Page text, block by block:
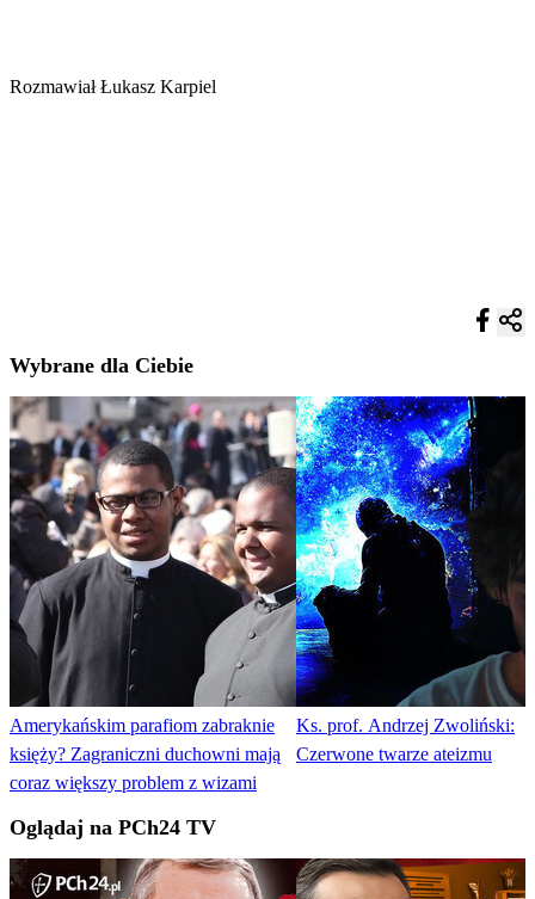
Rozmawiał Łukasz Karpiel
Wybrane dla Ciebie
Amerykańskim parafiom zabraknie
księży? Zagraniczni duchowni mają
coraz większy problem z wizami
Ks. prof. Andrzej Zwoliński:
Czerwone twarze ateizmu
Oglądaj na PCh24 TV